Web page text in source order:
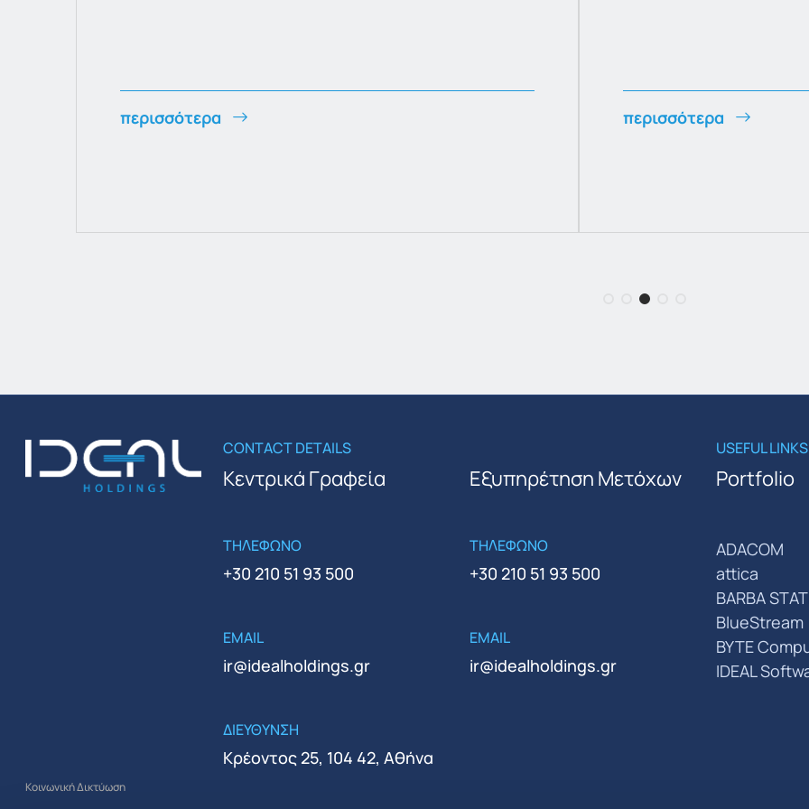
περισσότερα περισσότερα
Κοινωνική Δικτύωση
CONTACT DETAILS
Κεντρικά Γραφεία
ΤΗΛΕΦΩΝΟ
+30 210 51 93 500
EMAIL
ir@idealholdings.gr
ΔΙΕΥΘΥΝΣΗ
Κρέοντος 25, 104 42, Αθήνα
Εξυπηρέτηση Μετόχων
ΤΗΛΕΦΩΝΟ
+30 210 51 93 500
EMAIL
ir@idealholdings.gr
USEFUL LINKS
Portfolio
ADACOM
attica
BARBA
BlueStream
BYTE
IDEAL